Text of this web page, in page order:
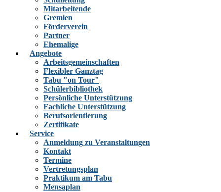
Mitarbeitende
Gremien
Förderverein
Partner
Ehemalige
Angebote
Arbeitsgemeinschaften
Flexibler Ganztag
Tabu "on Tour"
Schülerbibliothek
Persönliche Unterstützung
Fachliche Unterstützung
Berufsorientierung
Zertifikate
Service
Anmeldung zu Veranstaltungen
Kontakt
Termine
Vertretungsplan
Praktikum am Tabu
Mensaplan